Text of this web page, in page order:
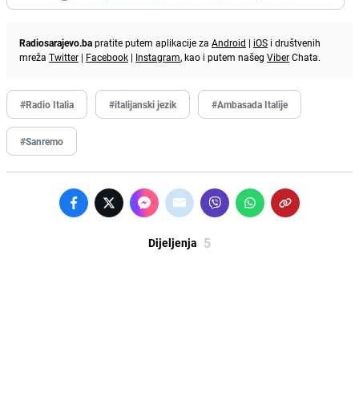
Radiosarajevo.bapratite putem aplikacije za Android | iOS i društvenih
mreža Twitter | Facebook | Instagram, kao i putem našeg ViberChata.
#Radio Italia #italijanski jezik #Ambasada Italije
#Sanremo
Dijeljenja 5